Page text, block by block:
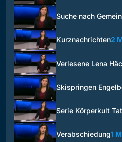
Suche nach
Kurznachrichten2
Verlesene Lena
Skispringen
Serie Körperkult
Verabschiedung1